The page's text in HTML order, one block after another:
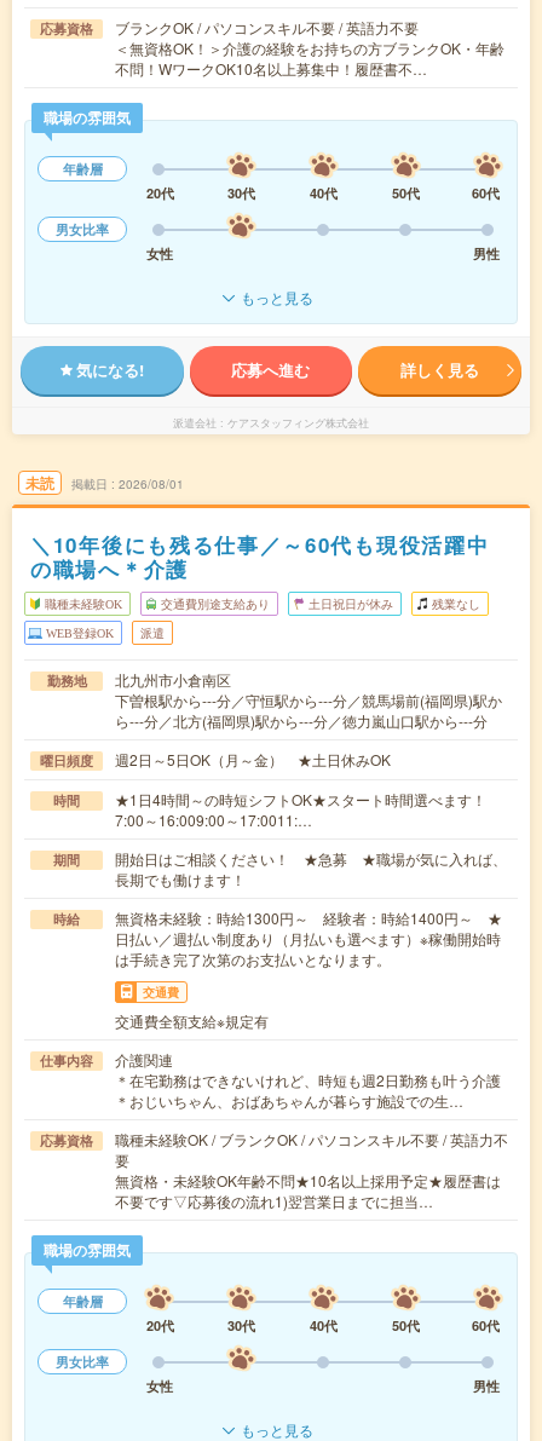
応募資格
ブランクOK / パソコンスキル不要 / 英語力不要
＜無資格OK！＞介護の経験をお持ちの方ブランクOK・年齢
不問！WワークOK10名以上募集中！履歴書不…
職場の雰囲気
年齢層
20代
30代 40代 50代
60代
男女比率
女性
男性
もっと見る
気になる! 応募へ進む 詳しく見る
派遣会社 ケアスタッフィング株式会社
未読 掲載日 2026/08/01
＼10年後にも残る仕事／～60代も現役活躍中
の職場へ＊介護
職種未経験OK 交通費別途支給あり 土日祝日が休み 残業なし
WEB登録OK 派遣
勤務地
北九州市小倉南区
下曽根駅から---分／守恒駅から---分／競馬場前(福岡県)駅か
ら---分／北方(福岡県)駅から---分／徳力嵐山口駅から---分
曜日頻度 週2日～5日OK（月～金） ★土日休みOK
時間
★1日4時間～の時短シフトOK★スタート時間選べます！
7:00～16:009:00～17:0011:…
期間
開始日はご相談ください！ ★急募 ★職場が気に入れば、
長期でも働けます！
時給
無資格未経験：時給1300円～ 経験者：時給1400円～ ★
日払い／週払い制度あり（月払いも選べます）※稼働開始時
は手続き完了次第のお支払いとなります。
交通費
交通費全額支給※規定有
仕事内容
介護関連
＊在宅勤務はできないけれど、時短も週2日勤務も叶う介護
＊おじいちゃん、おばあちゃんが暮らす施設での生…
応募資格
職種未経験OK / ブランクOK / パソコンスキル不要 / 英語力不
要
無資格・未経験OK年齢不問★10名以上採用予定★履歴書は
不要です▽応募後の流れ1)翌営業日までに担当…
職場の雰囲気
年齢層
20代
30代 40代 50代
60代
男女比率
女性
男性
もっと見る